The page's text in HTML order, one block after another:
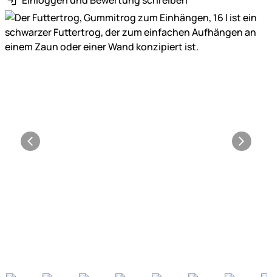
Produktgalerie